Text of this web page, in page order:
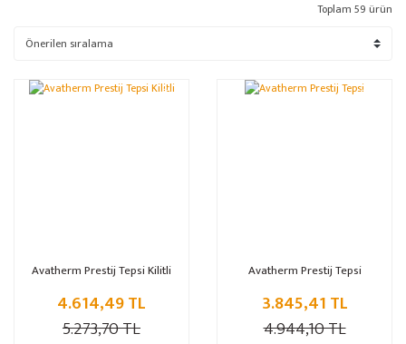
Toplam 59 ürün
%13
Avatherm Prestij Tepsi Kilitli
4.614,49 TL
5.273,70 TL
%22
Avatherm Prestij Tepsi
3.845,41 TL
4.944,10 TL